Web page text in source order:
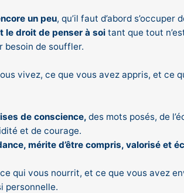
un peu, qu’il faut d’abord s’occuper
le droit de penser à soitant que tout
besoin de souffler.
vivez, ce que vous avez appris, et ce
de conscience,des mots posés, de
et de courage.
mérite d’être compris, valorisé et
qui vous nourrit, et ce que vous avez
personnelle.